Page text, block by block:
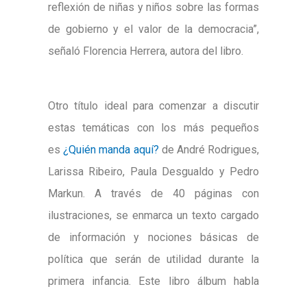
reflexión de niñas y niños sobre las formas
de gobierno y el valor de la democracia”,
señaló Florencia Herrera, autora del libro.
Otro título ideal para comenzar a discutir
estas temáticas con los más pequeños
es¿Quién manda aquí? de André Rodrigues,
Larissa Ribeiro, Paula Desgualdo y Pedro
Markun. A través de 40 páginas con
ilustraciones, se enmarca un texto cargado
de información y nociones básicas de
política que serán de utilidad durante la
primera infancia. Este libro álbum habla